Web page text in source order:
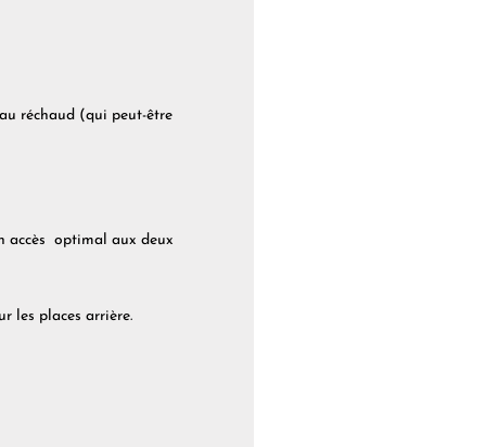
réchaud (qui peut-être
accès optimal aux deux
les places arrière.